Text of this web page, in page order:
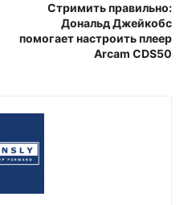
Стримить правильно:
Дональд Джейкобс
помогает настроить плеер
Arcam CDS50